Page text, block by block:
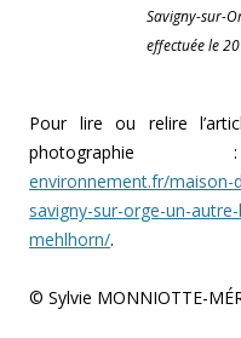
Savigny-sur-
effectuée le
Pour lire ou relire
photographie :
environnement.fr/maison-
savigny-sur-orge-un-
mehlhorn/.
© Sylvie MONNIOTTE-